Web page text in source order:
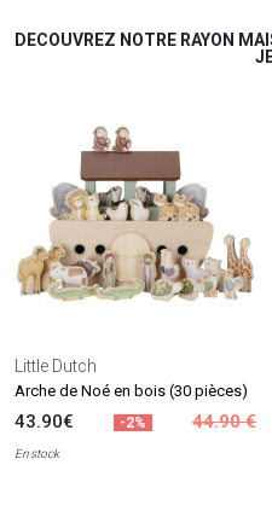
DECOUVREZ NOTRE RAYON
Little Dutch
Arche de Noé en bois (30 pièces)
43.90€ -2% 44.90 €
En stock